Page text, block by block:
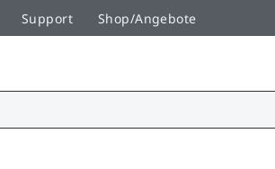
Support Shop/Angebote